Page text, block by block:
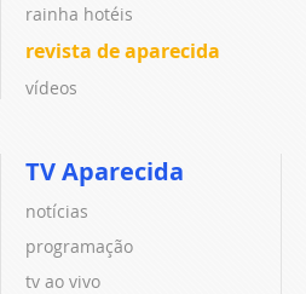
rainha hotéis
revista de aparecida
vídeos
TV Aparecida
notícias
programação
tv ao vivo